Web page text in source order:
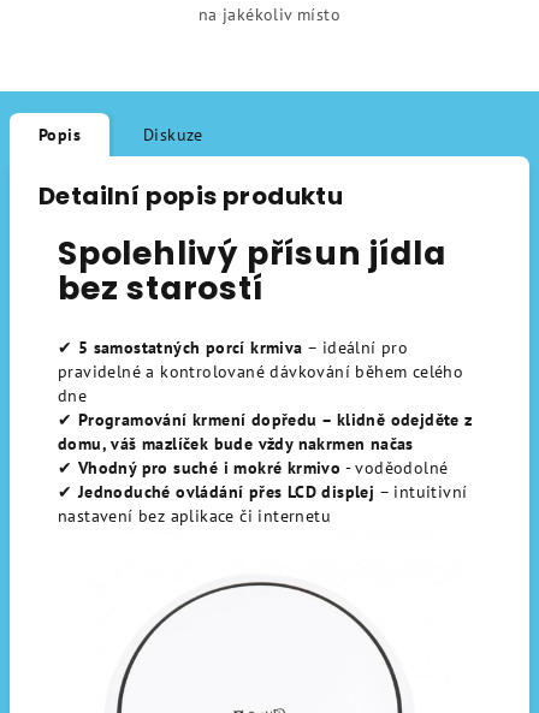
na jakékoliv místo
Popis Diskuze
Detailní popis produktu
Spolehlivý přísun jídla
bez starostí
✔ 5 samostatných porcí krmiva – ideální pro
pravidelné a kontrolované dávkování během celého
dne
✔ Programování krmení dopředu – klidně odejděte z
domu, váš mazlíček bude vždy nakrmen načas
✔ Vhodný pro suché i mokré krmivo - voděodolné
✔ Jednoduché ovládání přes LCD displej – intuitivní
nastavení bez aplikace či internetu